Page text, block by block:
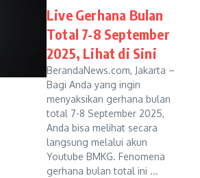
Live Gerhana Bulan
Total 7-8 September
2025, Lihat di Sini
BerandaNews.com, Jakarta –
Bagi Anda yang ingin
menyaksikan gerhana bulan
total 7-8 September 2025,
Anda bisa melihat secara
langsung melalui akun
Youtube BMKG. Fenomena
gerhana bulan total ini ...